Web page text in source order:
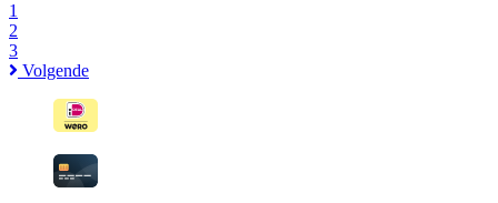
1
2
3
Volgende